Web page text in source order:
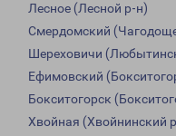
Лесное (Лесной р-н)
Смердомский
Шереховичи
Ефимовский
Бокситогорск
Хвойная (Хвойнинский